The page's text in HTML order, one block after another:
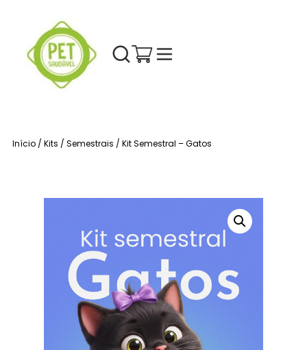
Início / Kits / Semestrais / Kit Semestral – Gatos